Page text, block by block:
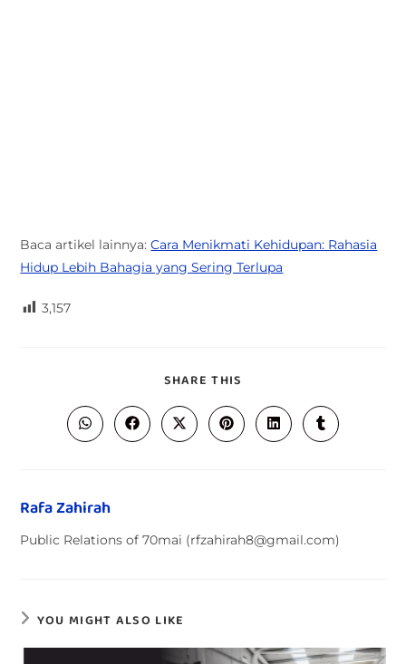
Baca artikel lainnya:Cara Menikmati Kehidupan: Rahasia
Hidup Lebih Bahagia yang Sering Terlupa
3,157
SHARE THIS
Rafa Zahirah
Public Relations of 70mai (rfzahirah8@gmail.com)
YOU MIGHT ALSO LIKE